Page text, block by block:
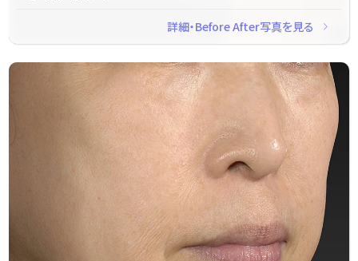
詳細・Before After写真を見る navigate_next